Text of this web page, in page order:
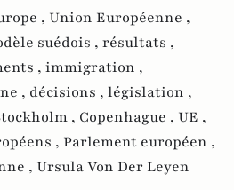
, Union Européenne ,
suédois , résultats ,
, immigration ,
, décisions , législation ,
, Copenhague , UE ,
, Parlement européen ,
, Ursula Von Der Leyen